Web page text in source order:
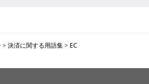
>決済に関する用語集> EC